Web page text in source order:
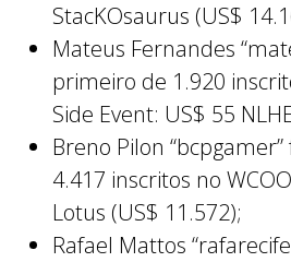
StacKOsaurus (US$
Mateus Fernandes
primeiro de 1.920
Side Event: US$ 55
Breno Pilon
4.417 inscritos no
Lotus (US$ 11.572);
Rafael Mattos